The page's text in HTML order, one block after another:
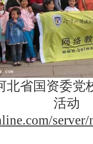
省国资委党
活动